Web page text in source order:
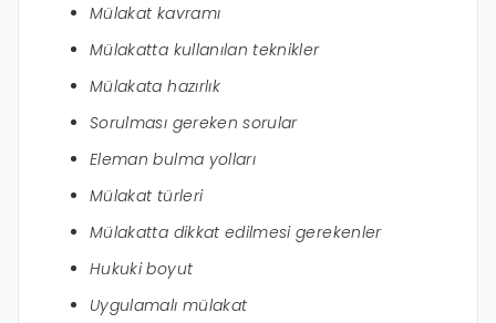
Mülakat kavramı
Mülakatta kullanılan teknikler
Mülakata hazırlık
Sorulması gereken sorular
Eleman bulma yolları
Mülakat türleri
Mülakatta dikkat edilmesi gerekenler
Hukuki boyut
Uygulamalı mülakat